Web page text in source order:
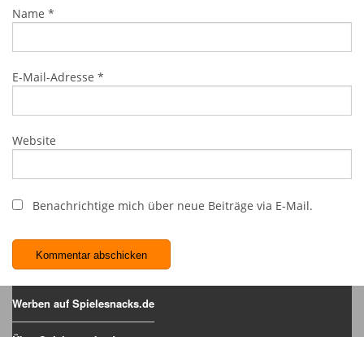
Name *
E-Mail-Adresse *
Website
Benachrichtige mich über neue Beiträge via E-Mail.
Werben auf Spielesnacks.de